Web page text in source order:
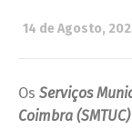
14 de Agosto,
Os Serviços
Coimbra (SMTUC)